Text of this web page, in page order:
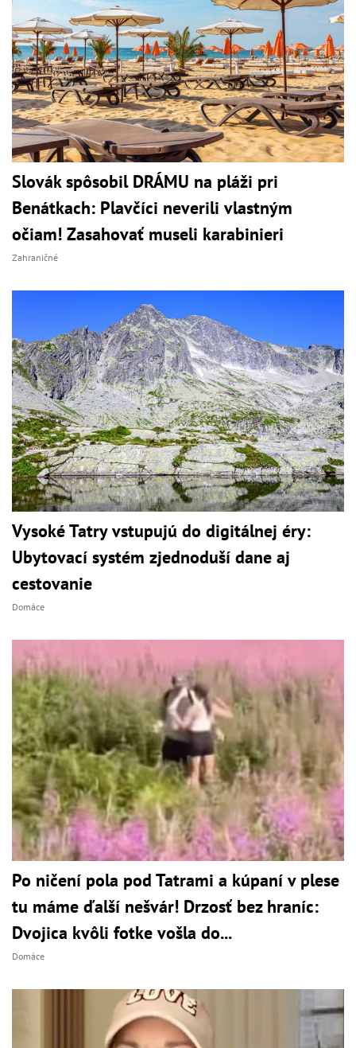
Slovák spôsobil DRÁMU na pláži pri
Benátkach: Plavčíci neverili vlastným
očiam! Zasahovať museli karabinieri
Zahraničné
Vysoké Tatry vstupujú do digitálnej éry:
Ubytovací systém zjednoduší dane aj
cestovanie
Domáce
Po ničení pola pod Tatrami a kúpaní v plese
tu máme ďalší nešvár! Drzosť bez hraníc:
Dvojica kvôli fotke vošla do...
Domáce